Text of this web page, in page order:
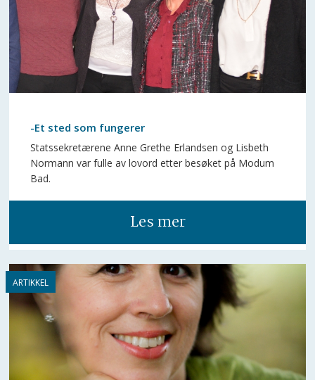
-Et sted som fungerer
Statssekretærene Anne Grethe Erlandsen og Lisbeth
Normann var fulle av lovord etter besøket på Modum
Bad.
Les mer